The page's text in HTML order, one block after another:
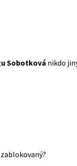
Sobotková nikdo
zablokovaný?